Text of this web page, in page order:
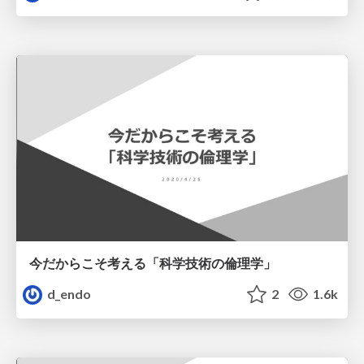
今だからこそ考える「科学技術の倫理学」
d_endo
2 1.6k